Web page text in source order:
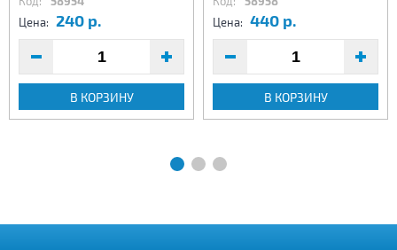
Цена: 240 р.
В КОРЗИНУ
Цена: 440 р.
В КОРЗИНУ